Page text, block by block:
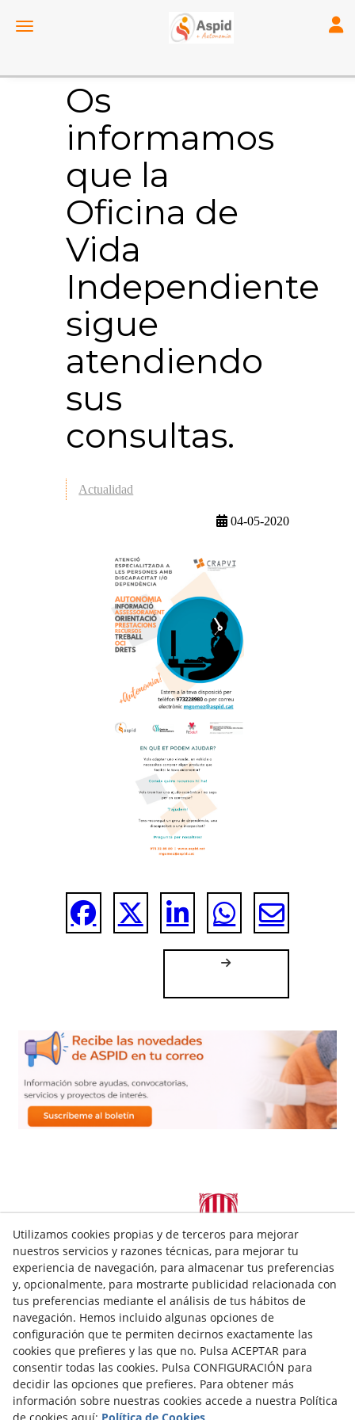
Toggle navigation
Os
informamos
que la
Oficina de
Vida
Independiente
sigue
atendiendo
sus
consultas.
Actualidad
04-05-2020
C/Bobalà. Baixos (Xamfrà amb c/Princep de Viana 34)
25008 Lleida( Lleida )España
973228980
aspid@aspid.cat
Aviso Legal
Política Cookies
Utilizamos cookies propias y de terceros para mejorar
nuestros servicios y razones técnicas, para mejorar tu
experiencia de navegación, para almacenar tus preferencias
y, opcionalmente, para mostrarte publicidad relacionada con
tus preferencias mediante el análisis de tus hábitos de
navegación. Hemos incluido algunas opciones de
configuración que te permiten decirnos exactamente las
cookies que prefieres y las que no. Pulsa ACEPTAR para
consentir todas las cookies. Pulsa CONFIGURACIÓN para
decidir las opciones que prefieres. Para obtener más
información sobre nuestras cookies accede a nuestra Política